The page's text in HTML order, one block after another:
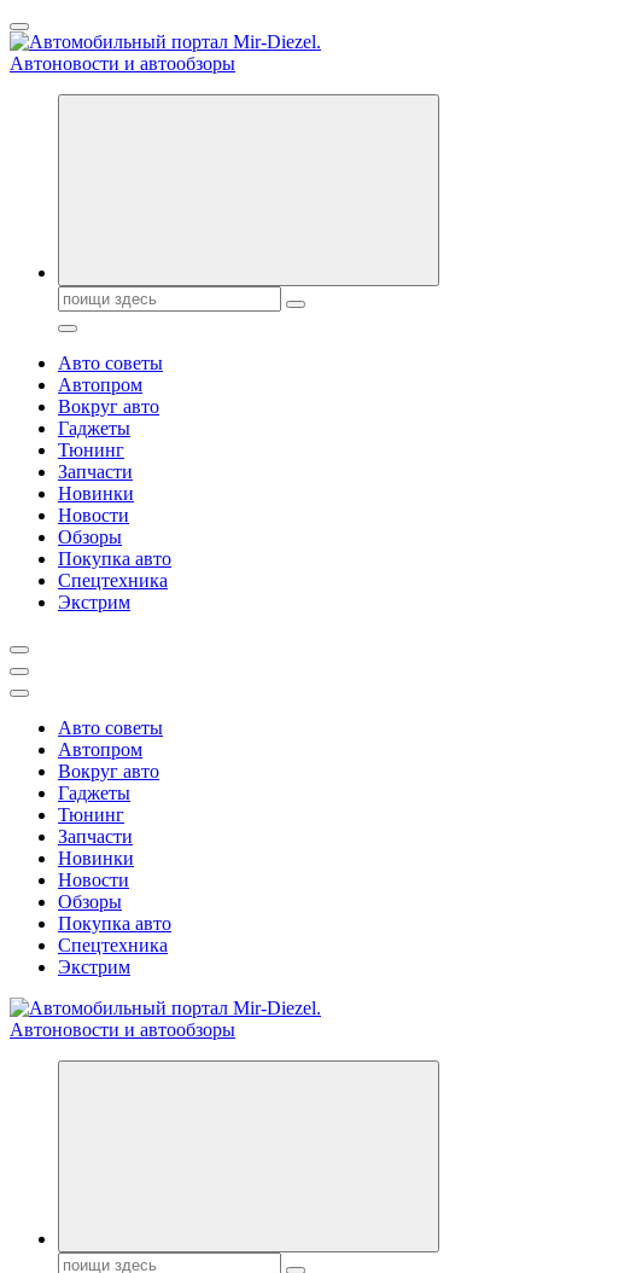
Перейти
к
содержанию
Справочник автомобилиста. Обзор новинок популярных автобрендов,
Поиск:
Авто советы
Автопром
Вокруг авто
Гаджеты
Тюнинг
Запчасти
Новинки
Новости
Обзоры
Покупка авто
Спецтехника
Экстрим
Авто советы
Автопром
Вокруг авто
Гаджеты
Тюнинг
Запчасти
Новинки
Новости
Обзоры
Покупка авто
Спецтехника
Экстрим
Справочник автомобилиста. Обзор новинок популярных автобрендов,
Поиск: